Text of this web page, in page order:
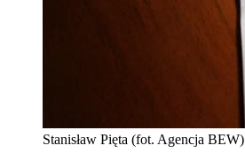
Stanisław Pięta (fot. Agencja BEW)